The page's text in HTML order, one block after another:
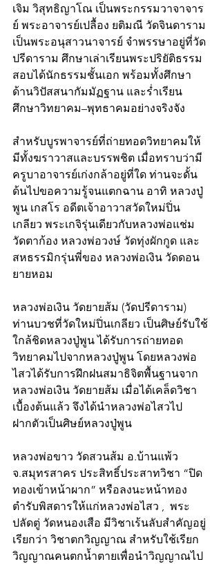
เจิม วิสุทธิญาโณ เป็นพระกรรมวาจาจาร
ย์ พระอาจารย์เปลื้อง ยติมณี วัดจินดาราม
เป็นพระอนุสาวนาจารย์ จำพรรษาอยู่ที่วัด
ปรีดาราม ศึกษาเล่าเรียนพระปริยัติธรรม
สอบได้นักธรรมชั้นเอก พร้อมทั้งศึกษา
ด้านวิปัสสนากัมมัฏฐาน และร่ำเรียน
ศึกษาวิทยาคม–พุทธาคมอย่างจริงจัง
สำหรับบูรพาจารย์ที่ถ่ายทอดวิทยาคมให้
มีทั้งฆราวาสและบรรพชิต เมื่อทราบว่ามี
ครูบาอาจารย์เก่งกล้าอยู่ที่ใด ท่านจะดั้น
ด้นไปขอความรู้จนแตกฉาน อาทิ หลวงปู่
พูน เกสโร อดีตเจ้าอาวาสวัดใหม่ปิ่น
เกลียว พระเกจิรุ่นเดียวกับหลวงพ่อแช่ม
วัดตาก้อง หลวงพ่อวงษ์ วัดทุ่งผักกูด และ
สหธรรมิกรุ่นพี่ของ หลวงพ่อเงิน วัดดอน
ยายหอม
หลวงพ่อเงิน วัดยายส้ม (วัดปรีดาราม)
ท่านบวชที่วัดใหม่ปิ่นเกลียว เป็นศิษย์รับใช้
ใกล้ชิดหลวงปู่พูน ได้รับการถ่ายทอด
วิทยาคมไปจากหลวงปู่พูน โดยหลวงพ่อ
ไสวได้รับการฝึกฝนสมาธิจิตพื้นฐานจาก
หลวงพ่อเงิน วัดยายส้ม เมื่อได้เคล็ดวิชา
เบื้องต้นแล้ว จึงได้นำหลวงพ่อไสวไป
ฝากตัวเป็นศิษย์หลวงปู่พูน
หลวงพ่อขาว วัดสวนส้ม อ.บ้านแพ้ว
จ.สมุทรสาคร ประสิทธิ์ประสาทวิชา “ปิด
ทองเข้าหน้าผาก” หรือลงนะหน้าทอง
ตำรับพิสดารให้แก่หลวงพ่อไสว ,  พระ
ปลัดตู่ วัดหนองเสือ มีวิชาเร้นลับสำคัญอยู่
เรียกว่า วิชาตกวิญญาณ สำหรับใช้เรียก
วิญญาณคนตกน้ำตายเพื่อนำวิญญาณไป